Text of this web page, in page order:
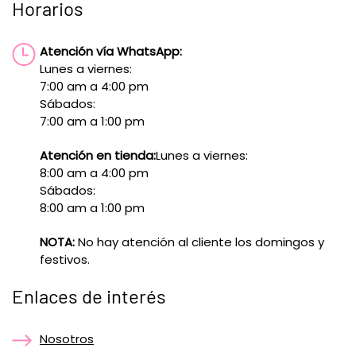
Horarios
Atención vía WhatsApp:
Lunes a viernes:
7:00 am a 4:00 pm
Sábados:
7:00 am a 1:00 pm
Atención en tienda:Lunes a viernes:
8:00 am a 4:00 pm
Sábados:
8:00 am a 1:00 pm
NOTA:No hay atención al cliente los domingos y
festivos.
Enlaces de interés
Nosotros